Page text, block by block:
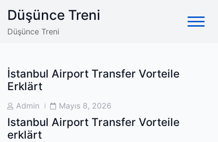
content
Düşünce Treni
Düşünce Treni
İstanbul Airport Transfer Vorteile
Erklärt
PostAdmin
PostMayıs 8, 2026
Istanbul Airport Transfer Vorteile
erklärt